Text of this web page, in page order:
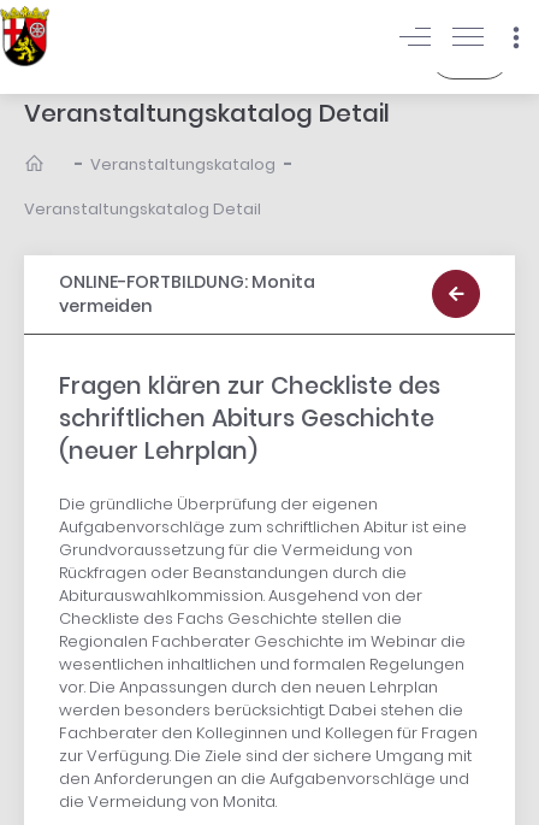
Veranstaltungskatalog Detail
- Veranstaltungskatalog -
Veranstaltungskatalog Detail
ONLINE-FORTBILDUNG: Monita
vermeiden
Fragen klären zur Checkliste des
schriftlichen Abiturs Geschichte
(neuer Lehrplan)
Die gründliche Überprüfung der eigenen
Aufgabenvorschläge zum schriftlichen Abitur ist eine
Grundvoraussetzung für die Vermeidung von
Rückfragen oder Beanstandungen durch die
Abiturauswahlkommission. Ausgehend von der
Checkliste des Fachs Geschichte stellen die
Regionalen Fachberater Geschichte im Webinar die
wesentlichen inhaltlichen und formalen Regelungen
vor. Die Anpassungen durch den neuen Lehrplan
werden besonders berücksichtigt. Dabei stehen die
Fachberater den Kolleginnen und Kollegen für Fragen
zur Verfügung. Die Ziele sind der sichere Umgang mit
den Anforderungen an die Aufgabenvorschläge und
die Vermeidung von Monita.